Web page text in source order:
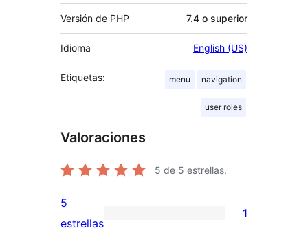
Versión de PHP 7.4 o superior
Idioma English (US)
Etiquetas: menu navigation
user roles
Valoraciones
5 de 5 estrellas.
1
5
estrellas
1